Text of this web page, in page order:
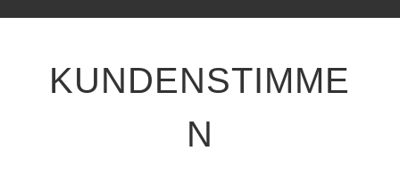
KUNDENSTIMME
N